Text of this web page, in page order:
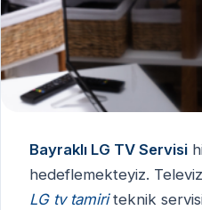
Bayraklı LG TV Servisi
hedeflemekteyiz.
LG tv tamiriteknik